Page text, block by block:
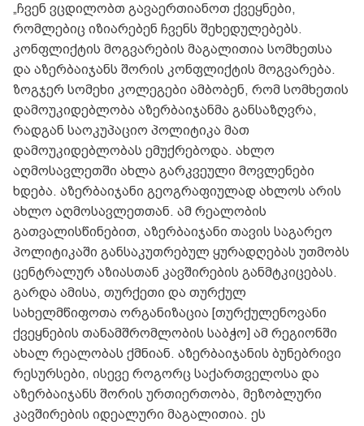
„ჩვენ ვცდილობთ გავაერთიანოთ ქვეყნები,
რომლებიც იზიარებენ ჩვენს შეხედულებებს.
კონფლიქტის მოგვარების მაგალითია სომხეთსა
და აზერბაიჯანს შორის კონფლიქტის მოგვარება.
ზოგჯერ სომეხი კოლეგები ამბობენ, რომ სომხეთის
დამოუკიდებლობა აზერბაიჯანმა განსაზღვრა,
რადგან საოკუპაციო პოლიტიკა მათ
დამოუკიდებლობას ემუქრებოდა. ახლო
აღმოსავლეთში ახლა გარკვეული მოვლენები
ხდება. აზერბაიჯანი გეოგრაფიულად ახლოს არის
ახლო აღმოსავლეთთან. ამ რეალობის
გათვალისწინებით, აზერბაიჯანი თავის საგარეო
პოლიტიკაში განსაკუთრებულ ყურადღებას უთმობს
ცენტრალურ აზიასთან კავშირების განმტკიცებას.
გარდა ამისა, თურქეთი და თურქულ
სახელმწიფოთა ორგანიზაცია [თურქულენოვანი
ქვეყნების თანამშრომლობის საბჭო] ამ რეგიონში
ახალ რეალობას ქმნიან. აზერბაიჯანის ბუნებრივი
რესურსები, ისევე როგორც საქართველოსა და
აზერბაიჯანს შორის ურთიერთობა, მეზობლური
კავშირების იდეალური მაგალითია. ეს